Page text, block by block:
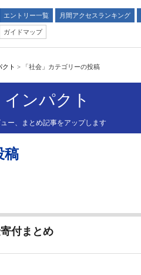
エントリー一覧 月間アクセスランキング
ガイドマップ
クト > 「社会」カテゴリーの投稿
ンパクト
ー、まとめ記事をアップします
稿
付まとめ